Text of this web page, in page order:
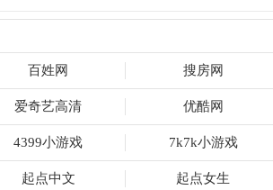
百姓网 搜房网
爱奇艺高清 优酷网
4399小游戏 7k7k小游戏
起点中文 起点女生